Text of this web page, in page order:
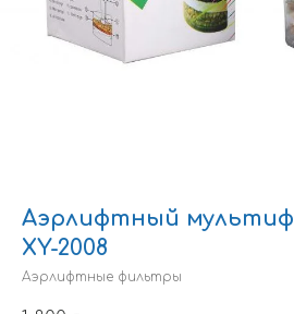
Аэрлифтный
XY-2008
Аэрлифтные фильтры